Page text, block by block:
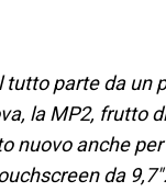
parte da un
la MP2, frutto
nuovo anche
da